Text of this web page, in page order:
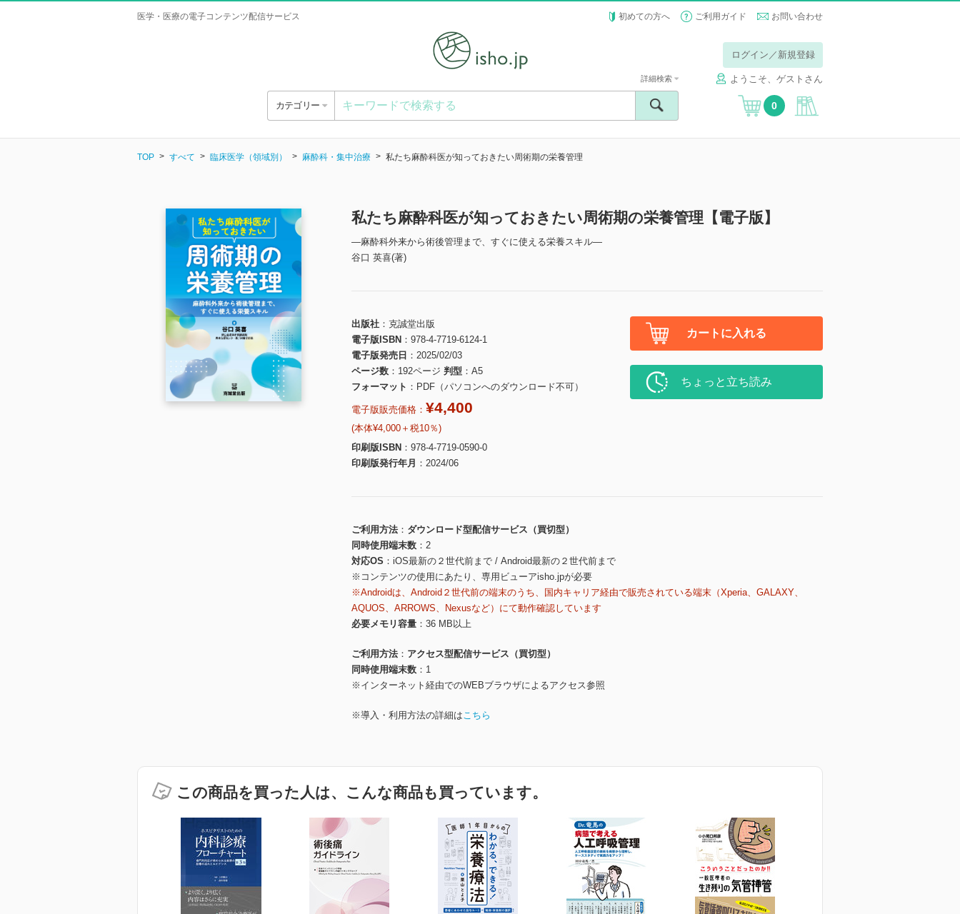
医学・医療の電子コンテンツ配信サービス 初めての方へ ご利用ガイド お問い合わせ
ログイン／新規登録
ようこそ、ゲストさん
カテゴリー
詳細検索
0
TOP すべて 臨床医学（領域別） 麻酔科・集中治療 私たち麻酔科医が知っておきたい周術期の栄養管理
私たち麻酔科医が知っておきたい周術期の栄養管理【電子版】
―麻酔科外来から術後管理まで、すぐに使える栄養スキル―
谷口 英喜(著)
出版社
克誠堂出版
電子版ISBN
978-4-7719-6124-1
電子版発売日
2025/02/03
ページ数
192ページ 判型
A5
フォーマット
PDF（パソコンへのダウンロード不可）
電子版販売価格： ¥4,400
(本体¥4,000＋税10％)
印刷版ISBN
978-4-7719-0590-0
印刷版発行年月
2024/06
カートに入れる
ちょっと立ち読み
ご利用方法
ダウンロード型配信サービス（買切型）
同時使用端末数
2
対応OS
iOS最新の２世代前まで / Android最新の２世代前まで
※コンテンツの使用にあたり、専用ビューアisho.jpが必要
※Androidは、Android２世代前の端末のうち、国内キャリア経由で販売されている端末（Xperia、GALAXY、
AQUOS、ARROWS、Nexusなど）にて動作確認しています
必要メモリ容量
36 MB以上
ご利用方法
アクセス型配信サービス（買切型）
同時使用端末数
1
※インターネット経由でのWEBブラウザによるアクセス参照
※導入・利用方法の詳細はこちら
この商品を買った人は、こんな商品も買っています。